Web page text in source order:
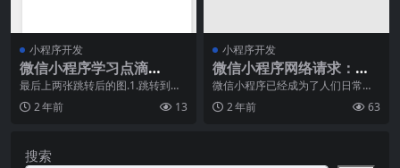
小程序开发
微信小程序学习点滴
《一》：如何获取时间，
页面跳转，传递参数......
最后上两张跳转后的图.1.跳转到新
页面2.在原来的页面打开有没有发
现一个细节,在
2 年前 13
小程序开发
微信小程序网络请求：封
装通用请求方法提高代码
复用
微信小程序已经成为了人们日常生
活中必不可少的一部分。随着微信
小程序平台的发展，开
2 年前 63
搜索